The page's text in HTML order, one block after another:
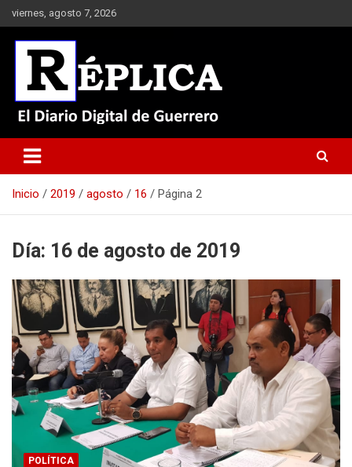
Saltar
al
contenido
viernes, agosto 7, 2026
Réplica
Inicio 2019 agosto 16 Página 2
Día: 16 de agosto de 2019
POLÍTICA